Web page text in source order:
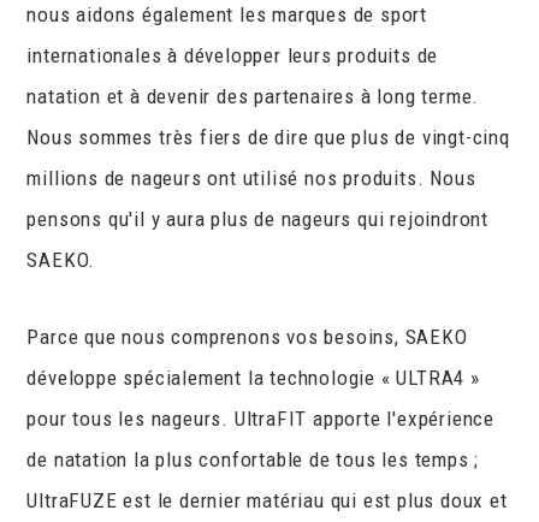
nous aidons également les marques de sport
internationales à développer leurs produits de
natation et à devenir des partenaires à long terme.
Nous sommes très fiers de dire que plus de vingt-cinq
millions de nageurs ont utilisé nos produits. Nous
pensons qu'il y aura plus de nageurs qui rejoindront
SAEKO.
Parce que nous comprenons vos besoins, SAEKO
développe spécialement la technologie « ULTRA4 »
pour tous les nageurs. UltraFIT apporte l'expérience
de natation la plus confortable de tous les temps ;
UltraFUZE est le dernier matériau qui est plus doux et